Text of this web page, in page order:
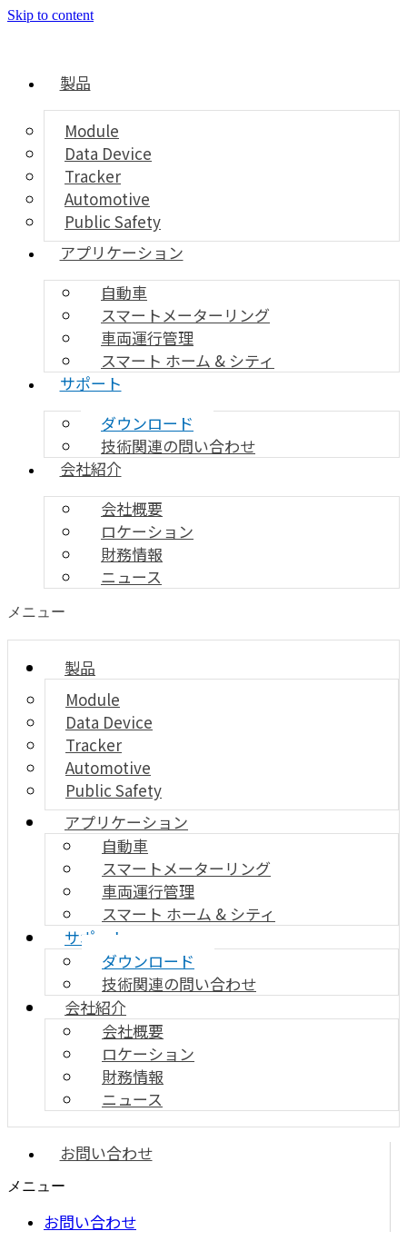
Skip to content
製品
Module
Data Device
Tracker
Automotive
Public Safety
アプリケーション
自動車
スマートメーターリング
車両運行管理
スマート ホーム & シティ
サポート
ダウンロード
技術関連の問い合わせ
会社紹介
会社概要
ロケーション
財務情報
ニュース
メニュー
製品
Module
Data Device
Tracker
Automotive
Public Safety
アプリケーション
自動車
スマートメーターリング
車両運行管理
スマート ホーム & シティ
サポート
ダウンロード
技術関連の問い合わせ
会社紹介
会社概要
ロケーション
財務情報
ニュース
お問い合わせ
メニュー
お問い合わせ